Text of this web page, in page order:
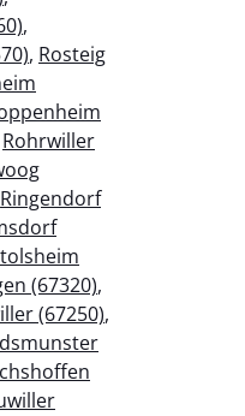
,
, Rosteig
Rohrwiller
Ringendorf
(67320),
(67250),